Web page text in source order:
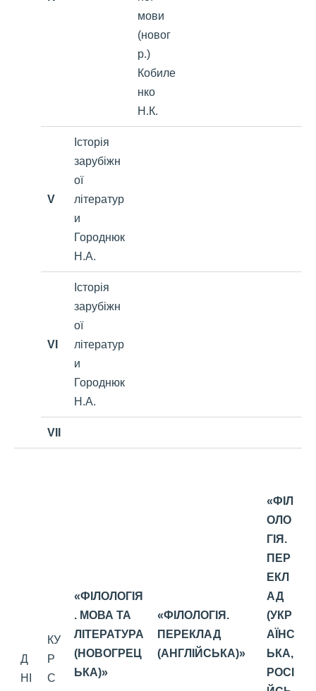
мови
(новог
р.)
Кобиле
нко
Н.К.
V
Історія
зарубіжн
ої
літератур
и
Городнюк
Н.А.
VI
Історія
зарубіжн
ої
літератур
и
Городнюк
Н.А.
VII
Д
НІ
КУ
Р
С
«ФІЛОЛОГІЯ
. МОВА ТА
ЛІТЕРАТУРА
(НОВОГРЕЦ
ЬКА)»
«ФІЛОЛОГІЯ.
ПЕРЕКЛАД
(АНГЛІЙСЬКА)»
«ФІЛ
ОЛО
ГІЯ.
ПЕР
ЕКЛ
АД
(УКР
АЇНС
ЬКА,
РОСІ